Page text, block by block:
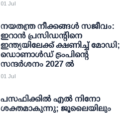
01 Jul
നയതന്ത്ര നീക്കങ്ങള്‍ സജീവം:
ഇറാന്‍ പ്രസിഡന്റിനെ
ഇന്ത്യയിലേക്ക് ക്ഷണിച്ച് മോഡി;
ഡൊണാള്‍ഡ് ട്രംപിന്റെ
സന്ദര്‍ശനം 2027 ല്‍
01 Jul
പസഫിക്കില്‍ എല്‍ നിനോ
ശക്തമാകുന്നു; ജൂലൈയിലും